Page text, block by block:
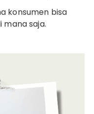
konsumen bisa
mana saja.